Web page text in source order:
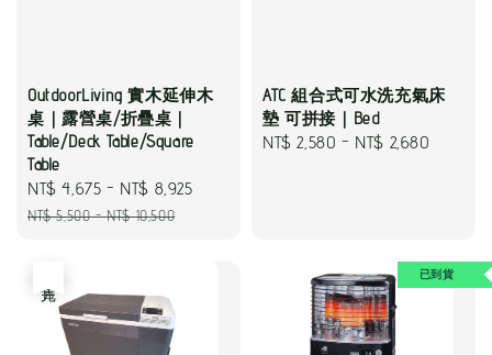
OutdoorLiving 實木延伸木
桌｜露營桌/折疊桌｜
Table/Deck Table/Square
Table
Sale
price
NT$ 4,675 - NT$ 8,925
NT$ 5,500-NT$ 10,500
ATC 組合式可水洗充氣床
墊 可拼接｜Bed
Regular
NT$ 2,580 - NT$ 2,680
已到貨